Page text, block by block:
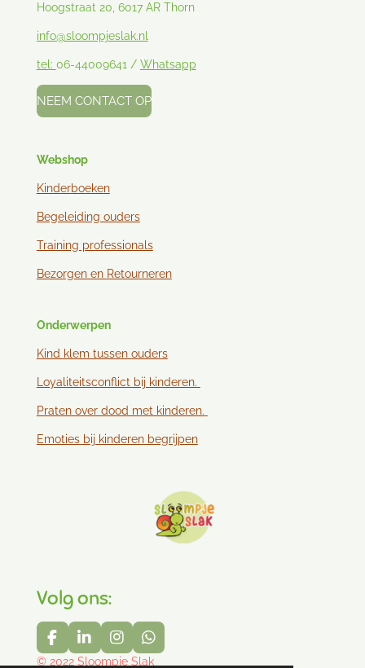
Hoogstraat 20, 6017 AR Thorn
info@sloompjeslak.nl
tel: 06-44009641 / Whatsapp
NEEM CONTACT OP
Webshop
Kinderboeken
Begeleiding ouders
Training professionals
Bezorgen en Retourneren
Onderwerpen
Kind klem tussen ouders
Loyaliteitsconflict bij kinderen.
Praten over dood met kinderen.
Emoties bij kinderen begrijpen
Volg ons:
F
a
L
i
I
n
W
h
© 2022 Sloompje Slak